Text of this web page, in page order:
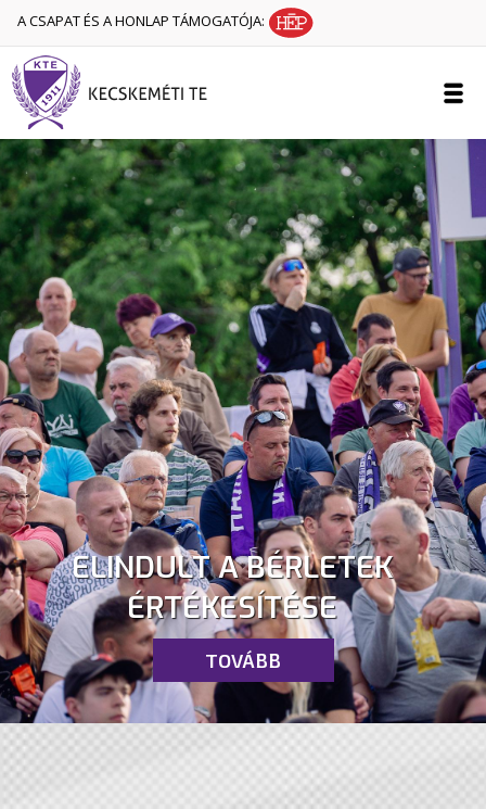
A CSAPAT ÉS A HONLAP TÁMOGATÓJA:
ELINDULT A BÉRLETEK
ÉRTÉKESÍTÉSE
TOVÁBB